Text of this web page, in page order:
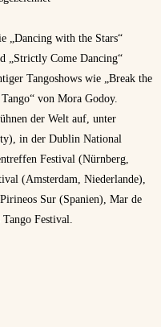
„Dancing with the Stars“
„Strictly Come Dancing“
Tangoshows wie „Break the
von Mora Godoy.
der Welt auf, unter
in der Dublin National
Festival (Nürnberg,
(Amsterdam, Niederlande),
Sur (Spanien), Mar de
Festival.